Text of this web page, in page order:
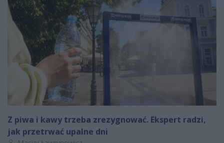
Z piwa i kawy trzeba zrezygnować. Ekspert radzi,
jak przetrwać upalne dni